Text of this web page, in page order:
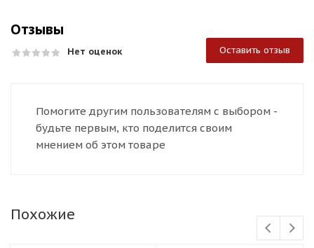
Отзывы
Нет оценок Оставить отзыв
Помогите другим пользователям с выбором -
будьте первым, кто поделится своим
мнением об этом товаре
Похожие